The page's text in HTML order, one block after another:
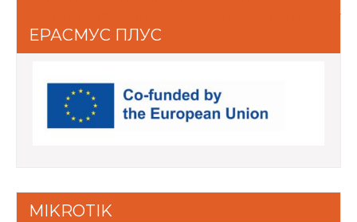
Ученик генерације за школску 2022/23.годину
ЕРАСМУС ПЛУС
MIKROTIK